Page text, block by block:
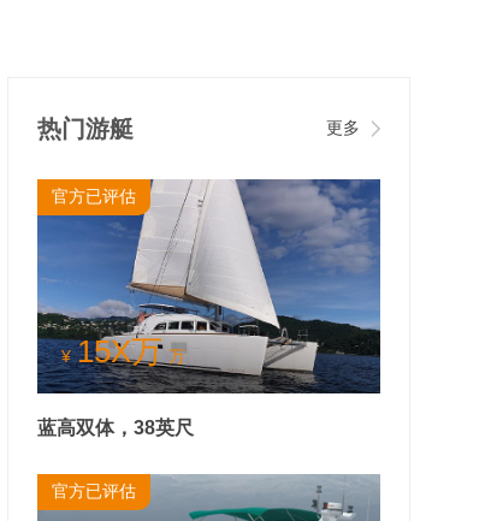
热门游艇 更多
官方已评估
¥ 15X万 万
蓝高双体，38英尺
官方已评估